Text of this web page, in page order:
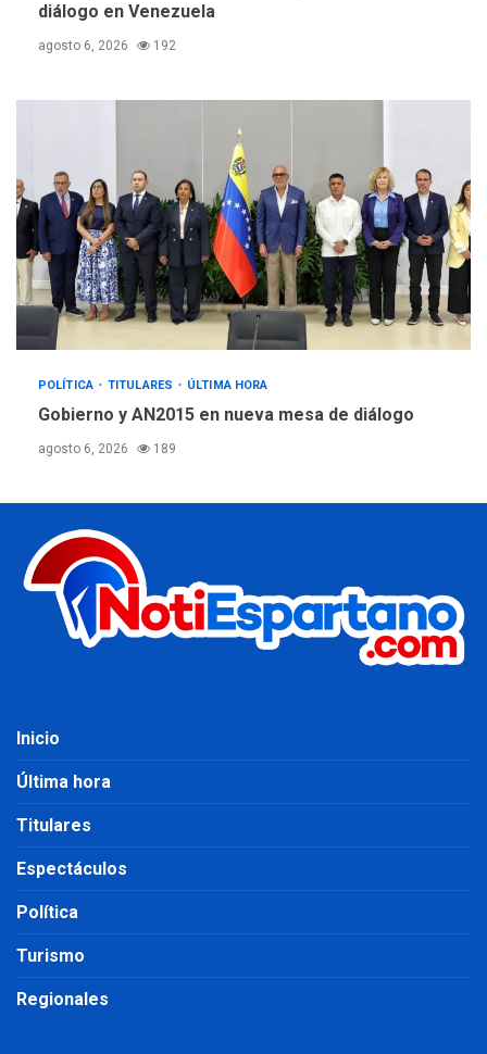
diálogo en Venezuela
agosto 6, 2026 192
POLÍTICA TITULARES ÚLTIMA HORA
Gobierno y AN2015 en nueva mesa de diálogo
agosto 6, 2026 189
Inicio
Última hora
Titulares
Espectáculos
Política
Turismo
Regionales